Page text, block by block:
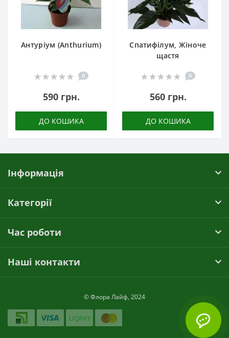
Антуріум (Anthurium)
0
590 грн.
ДО КОШИКА
Спатифілум, Жіноче
щастя
0
560 грн.
ДО КОШИКА
Інформація
Категорії
Час роботи
Наші контакти
© Флора Лайф, 2024